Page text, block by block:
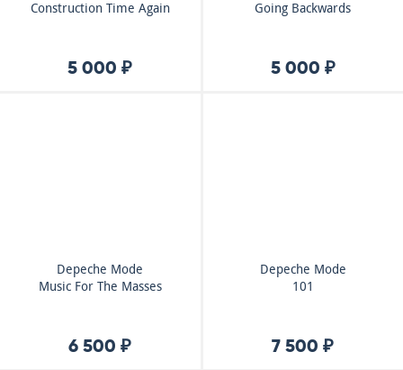
Construction Time Again
5 000 ₽
Going Backwards
5 000 ₽
Depeche Mode
Music For The Masses
6 500 ₽
Depeche Mode
101
7 500 ₽